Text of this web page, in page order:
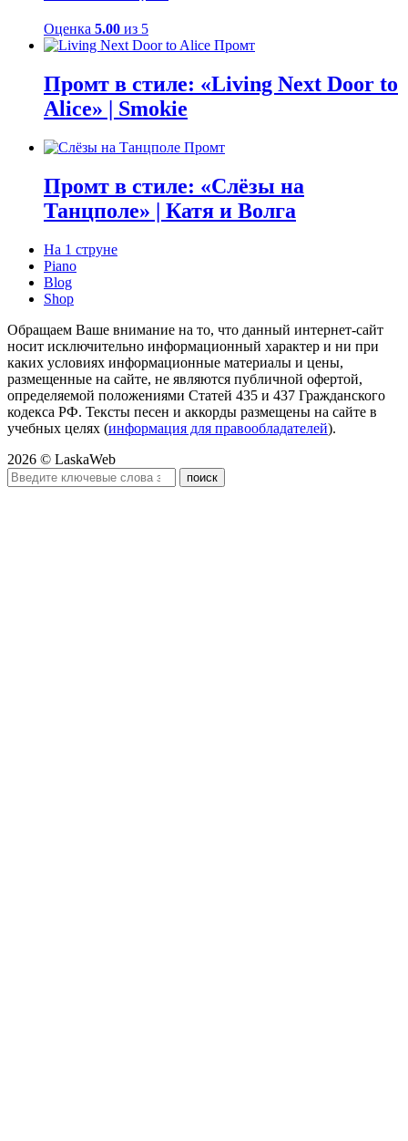
Оценка 5.00 из 5
Промт в стиле: «Living Next Door to
Alice» | Smokie
Промт в стиле: «Слёзы на
Танцполе» | Катя и Волга
На 1 струне
Piano
Blog
Shop
Обращаем Ваше внимание на то, что данный интернет-сайт
носит исключительно информационный характер и ни при
каких условиях информационные материалы и цены,
размещенные на сайте, не являются публичной офертой,
определяемой положениями Статей 435 и 437 Гражданского
кодекса РФ. Тексты песен и аккорды размещены на сайте в
учебных целях (информация для правообладателей).
2026 © LaskaWeb